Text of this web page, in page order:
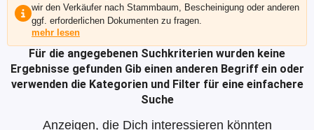
wir den Verkäufer nach Stammbaum, Bescheinigung oder anderen
ggf. erforderlichen Dokumenten zu fragen.
mehr lesen
Für die angegebenen Suchkriterien wurden keine
Ergebnisse gefunden Gib einen anderen Begriff ein oder
verwenden die Kategorien und Filter für eine einfachere
Suche
Anzeigen, die Dich interessieren könnten